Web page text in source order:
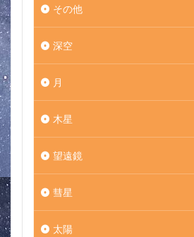
その他
深空
月
木星
望遠鏡
彗星
太陽